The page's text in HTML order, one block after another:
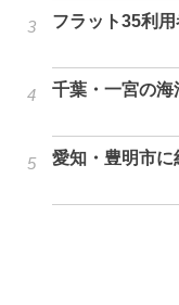
フラット35利
千葉・一宮の
愛知・豊明市